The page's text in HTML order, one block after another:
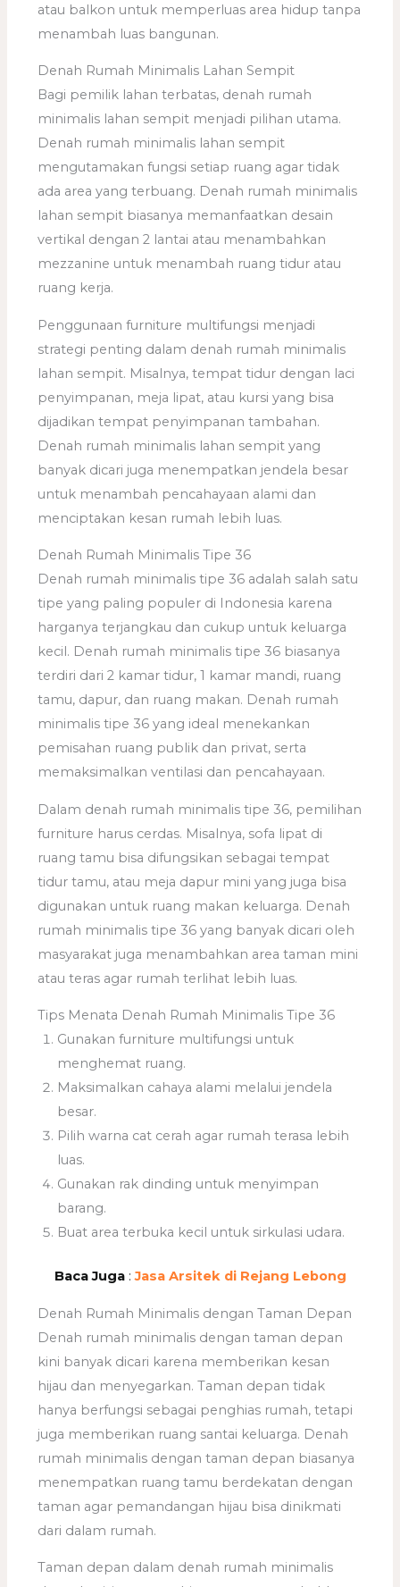
atau balkon untuk memperluas area hidup tanpa
menambah luas bangunan.
Denah Rumah Minimalis Lahan Sempit
Bagi pemilik lahan terbatas, denah rumah
minimalis lahan sempit menjadi pilihan utama.
Denah rumah minimalis lahan sempit
mengutamakan fungsi setiap ruang agar tidak
ada area yang terbuang. Denah rumah minimalis
lahan sempit biasanya memanfaatkan desain
vertikal dengan 2 lantai atau menambahkan
mezzanine untuk menambah ruang tidur atau
ruang kerja.
Penggunaan furniture multifungsi menjadi
strategi penting dalam denah rumah minimalis
lahan sempit. Misalnya, tempat tidur dengan laci
penyimpanan, meja lipat, atau kursi yang bisa
dijadikan tempat penyimpanan tambahan.
Denah rumah minimalis lahan sempit yang
banyak dicari juga menempatkan jendela besar
untuk menambah pencahayaan alami dan
menciptakan kesan rumah lebih luas.
Denah Rumah Minimalis Tipe 36
Denah rumah minimalis tipe 36 adalah salah satu
tipe yang paling populer di Indonesia karena
harganya terjangkau dan cukup untuk keluarga
kecil. Denah rumah minimalis tipe 36 biasanya
terdiri dari 2 kamar tidur, 1 kamar mandi, ruang
tamu, dapur, dan ruang makan. Denah rumah
minimalis tipe 36 yang ideal menekankan
pemisahan ruang publik dan privat, serta
memaksimalkan ventilasi dan pencahayaan.
Dalam denah rumah minimalis tipe 36, pemilihan
furniture harus cerdas. Misalnya, sofa lipat di
ruang tamu bisa difungsikan sebagai tempat
tidur tamu, atau meja dapur mini yang juga bisa
digunakan untuk ruang makan keluarga. Denah
rumah minimalis tipe 36 yang banyak dicari oleh
masyarakat juga menambahkan area taman mini
atau teras agar rumah terlihat lebih luas.
Tips Menata Denah Rumah Minimalis Tipe 36
Gunakan furniture multifungsi untuk
menghemat ruang.
Maksimalkan cahaya alami melalui jendela
besar.
Pilih warna cat cerah agar rumah terasa lebih
luas.
Gunakan rak dinding untuk menyimpan
barang.
Buat area terbuka kecil untuk sirkulasi udara.
Baca Juga:Jasa Arsitek di Rejang Lebong
Denah Rumah Minimalis dengan Taman Depan
Denah rumah minimalis dengan taman depan
kini banyak dicari karena memberikan kesan
hijau dan menyegarkan. Taman depan tidak
hanya berfungsi sebagai penghias rumah, tetapi
juga memberikan ruang santai keluarga. Denah
rumah minimalis dengan taman depan biasanya
menempatkan ruang tamu berdekatan dengan
taman agar pemandangan hijau bisa dinikmati
dari dalam rumah.
Taman depan dalam denah rumah minimalis